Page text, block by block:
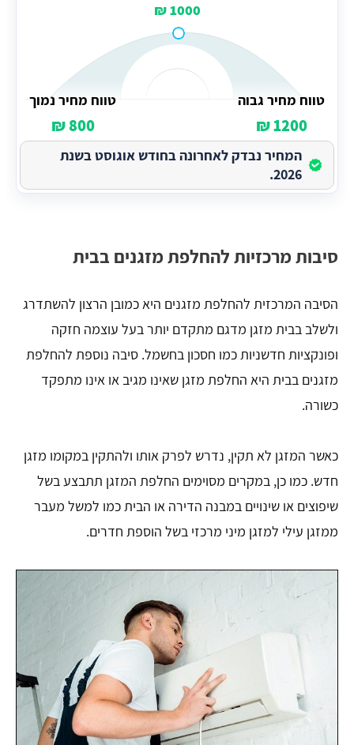
1000 ₪
טווח מחיר גבוה
1200 ₪
טווח מחיר נמוך
800 ₪
המחיר נבדק לאחרונה בחודש אוגוסט בשנת
2026.
סיבות מרכזיות להחלפת מזגנים בבית
הסיבה המרכזית להחלפת מזגנים היא כמובן הרצון להשתדרג
ולשלב בבית מזגן מדגם מתקדם יותר בעל עוצמה חזקה
ופונקציות חדשניות כמו חסכון בחשמל. סיבה נוספת להחלפת
מזגנים בבית היא החלפת מזגן שאינו מגיב או אינו מתפקד
כשורה.
כאשר המזגן לא תקין, נדרש לפרק אותו ולהתקין במקומו מזגן
חדש. כמו כן, במקרים מסוימים החלפת המזגן תתבצע בשל
שיפוצים או שינויים במבנה הדירה או הבית כמו למשל מעבר
ממזגן עילי למזגן מיני מרכזי בשל הוספת חדרים.